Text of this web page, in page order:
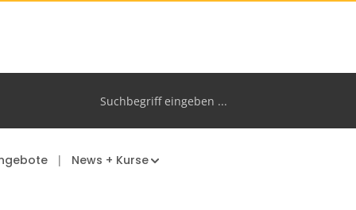
News + Kurse